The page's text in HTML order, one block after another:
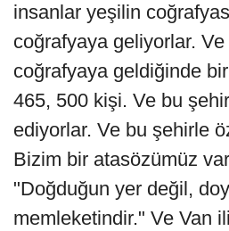
insanlar yeşilin
coğrafyaya geliyorlar.
coğrafyaya geldiğinde
465, 500 kişi. Ve bu şehir
ediyorlar. Ve bu şehirle
Bizim bir atasözümüz
"Doğduğun yer değil,
memleketindir." Ve Van